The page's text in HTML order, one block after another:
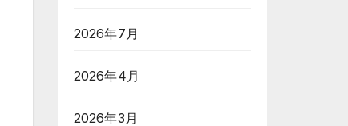
2026年7月
2026年4月
2026年3月